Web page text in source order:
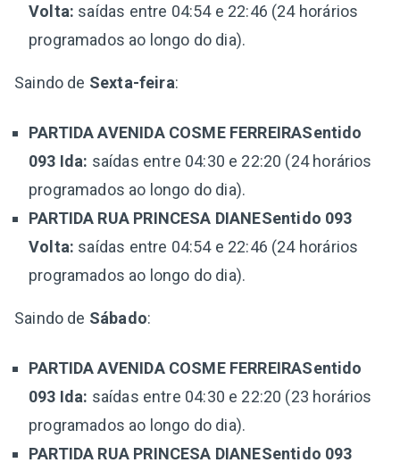
Volta: saídas entre 04:54 e 22:46 (24 horários
programados ao longo do dia).
Saindo de Sexta-feira:
PARTIDA AVENIDA COSME FERREIRASentido
093 Ida: saídas entre 04:30 e 22:20 (24 horários
programados ao longo do dia).
PARTIDA RUA PRINCESA DIANESentido 093
Volta: saídas entre 04:54 e 22:46 (24 horários
programados ao longo do dia).
Saindo de Sábado:
PARTIDA AVENIDA COSME FERREIRASentido
093 Ida: saídas entre 04:30 e 22:20 (23 horários
programados ao longo do dia).
PARTIDA RUA PRINCESA DIANESentido 093